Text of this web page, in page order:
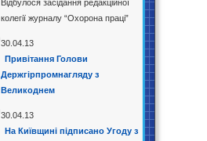
Відбулося засідання редакційної
колегії журналу “Охорона праці”
30.04.13
Привітання Голови
Держгірпромнагляду з
Великоднем
30.04.13
На Київщині підписано Угоду з